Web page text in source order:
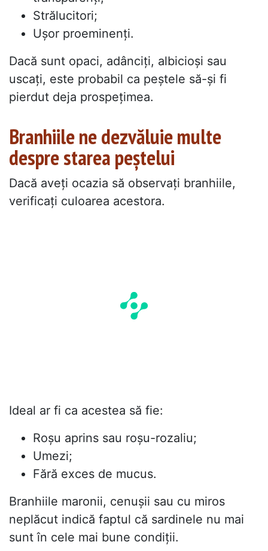
Strălucitori;
Ușor proeminenți.
Dacă sunt opaci, adânciți, albicioși sau
uscați, este probabil ca peștele să-și fi
pierdut deja prospețimea.
Branhiile ne dezvăluie multe
despre starea peștelui
Dacă aveți ocazia să observați branhiile,
verificați culoarea acestora.
Ideal ar fi ca acestea să fie:
Roșu aprins sau roșu-rozaliu;
Umezi;
Fără exces de mucus.
Branhiile maronii, cenușii sau cu miros
neplăcut indică faptul că sardinele nu mai
sunt în cele mai bune condiții.